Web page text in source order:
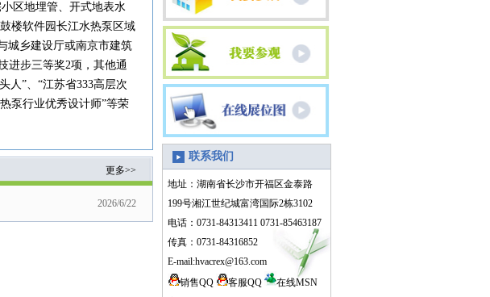
联系我们
地址：湖南省长沙市开福区金泰路
199号湘江世纪城富湾国际2栋3102
电话：0731-84313411 0731-85463187
传真：0731-84316852
E-mail:hvacrex@163.com
销售QQ
客服QQ
在线MSN
区地埋管、开式地表水
楼软件园长江水热泵区域
城乡建设厅或南京市建筑
进步三等奖2项，其他通
人”、“江苏省333高层次
泵行业优秀设计师”等荣
更多>>
2026/6/22